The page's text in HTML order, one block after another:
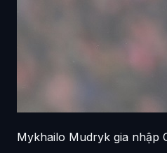
Mykhailo Mudryk gia nhập